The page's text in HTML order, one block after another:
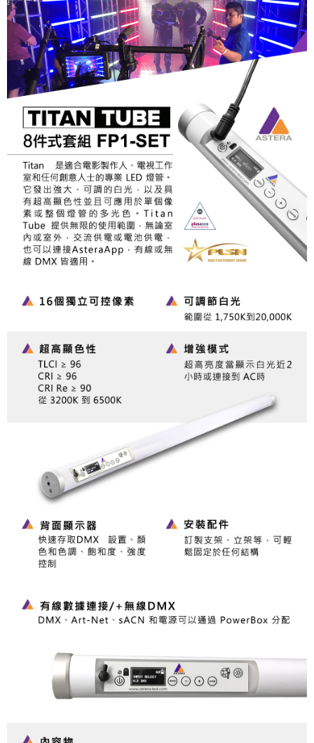
１．簡單：不需註冊會員、不需綁卡、不需儲值。
２．便利：只要手機號碼，簡訊認證，即可結帳。
３．安心：先確認商品／服務後，再付款。
【「AFTEE先享後付」結帳流程】
１．於結帳方式選擇「AFTEE先享後付」後，將跳轉至「AFTEE先享後付」
結帳頁面，進行簡訊認證並確認金額後，即可完成結帳。
２．訂單成立數日內，您將收到繳費通知簡訊。
３．收到繳費通知簡訊後14天內，點擊此簡訊中的連結，可透過四大超商／
ATM／網路銀行／等多元方式進行付款，方視為交易完成。
※ 請注意：結帳手續完成當下不需立刻繳費，但若您需要取消訂單，請聯絡
購買商品的店家。未經商家同意取消之訂單仍視為有效，需透過AFTEE先享
※ 交易是否成功請以「AFTEE先享後付 」之結帳頁面顯示為準，若有關於
是否繳費成功／繳費後需取消欲退款等相關疑問，請聯繫「AFTEE先享後付
客戶支援中心」https://netprotections.freshdesk.com/support/home
【注意事項】
１．透過由恩沛科技股份有限公司提供之「AFTEE先享後付」服務完成之交
易，需依本服務之必要範圍內提供個人資料，並將交易相關給付款項請求債
權轉讓予恩沛科技股份有限公司。
３．未成年的使用者請事先徵得法定代理人或監護人之同意方可使用
時審查核予不同之上限額度；若仍有額度不足之情形，本公司將視審查結果
請求用戶進行身份認證。
５．嚴禁一人註冊多個帳號或使用他人資訊註冊。若發現惡意使用之情形，
恩沛科技股份有限公司將有權停止該用戶之使用額度並採取法律行動。
運送方式
宅配
每筆NT$75，滿NT$399(含以上)免運費
付款後門市自取
免運費